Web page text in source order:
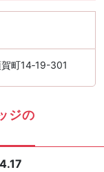
町14‐19-301
ジの
4.17